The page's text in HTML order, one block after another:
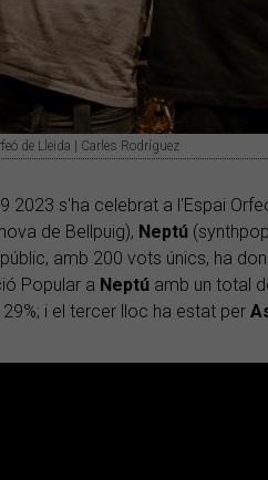
de Lleida | Carles Rodríguez
2023 s'ha celebrat a l'Espai
de Bellpuig), Neptú
amb 200 vots únics, ha
Popular a Neptú amb un total
i el tercer lloc ha estat per